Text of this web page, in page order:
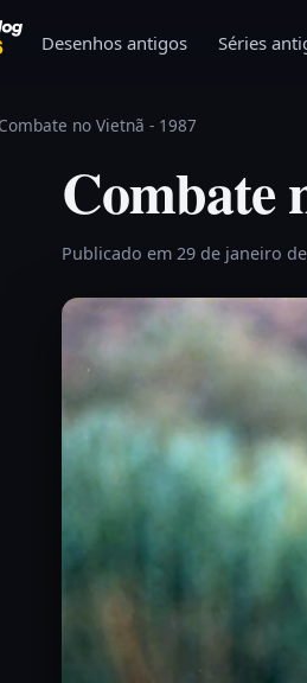
Desenhos antigos Séries
Combate no Vietnã - 1987
Combate
Publicado em 29 de janeiro